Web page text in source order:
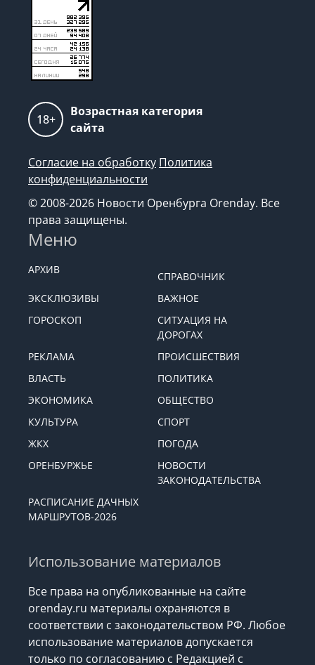
18+
Возрастная категория
сайта
Согласие на обработку Политика
конфиденциальности
© 2008-2026 Новости Оренбурга Orenday. Все
права защищены.
Меню
АРХИВ
СПРАВОЧНИК
ЭКСКЛЮЗИВЫ
ВАЖНОЕ
ГОРОСКОП
СИТУАЦИЯ НА
ДОРОГАХ
РЕКЛАМА
ПРОИСШЕСТВИЯ
ВЛАСТЬ
ПОЛИТИКА
ЭКОНОМИКА
ОБЩЕСТВО
КУЛЬТУРА
СПОРТ
ЖКХ
ПОГОДА
ОРЕНБУРЖЬЕ
НОВОСТИ
ЗАКОНОДАТЕЛЬСТВА
РАСПИСАНИЕ ДАЧНЫХ
МАРШРУТОВ-2026
Использование материалов
Все права на опубликованные на сайте
orenday.ru материалы охраняются в
соответствии с законодательством РФ. Любое
использование материалов допускается
только по согласованию с Редакцией с